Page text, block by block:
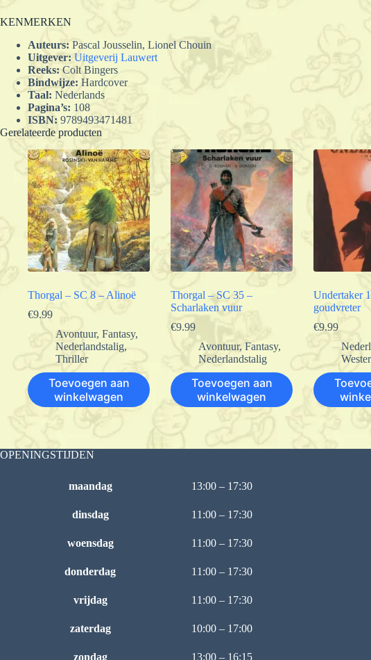
KENMERKEN
Auteurs: Pascal Jousselin, Lionel Chouin
Uitgever: Uitgeverij Lauwert
Reeks: Colt Bingers
Bindwijze: Hardcover
Taal: Nederlands
Pagina’s: 108
ISBN: 9789493471481
Gerelateerde producten
Thorgal – SC 8 – Alinoë
€9.99
Avontuur, Fantasy,
Nederlandstalig,
Thriller
Toevoegen aan
winkelwagen
Thorgal – SC 35 –
Scharlaken vuur
€9.99
Avontuur,Fantasy,
Nederlandstalig
Toevoegen aan
winkelwagen
Undertaker
goudvreter
€9.99
OPENINGSTIJDEN
maandag 13:00 – 17:30
dinsdag 11:00 – 17:30
woensdag 11:00 – 17:30
donderdag 11:00 – 17:30
vrijdag 11:00 – 17:30
zaterdag 10:00 – 17:00
zondag 13:00 – 16:15